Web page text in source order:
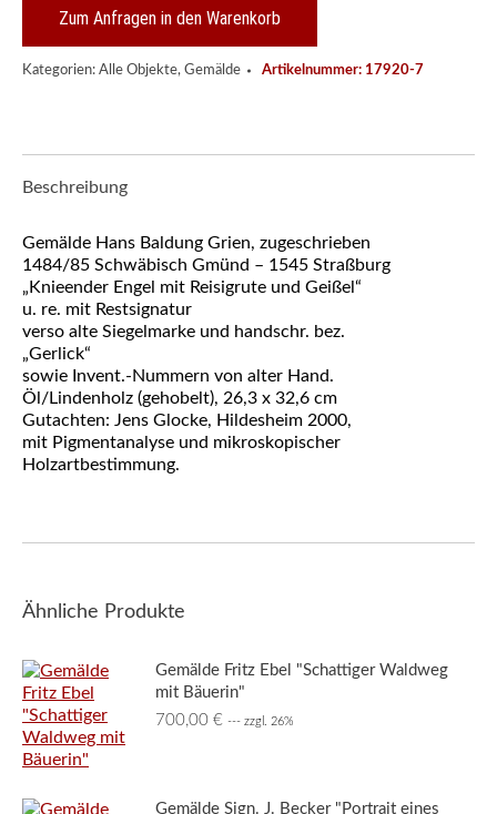
Grien
mit
Zum Anfragen in den Warenkorb
Kategorien: Alle Objekte, Gemälde Artikelnummer: 17920-7
Beschreibung
Gemälde Hans Baldung Grien, zugeschrieben
1484/85 Schwäbisch Gmünd – 1545 Straßburg
„Knieender Engel mit Reisigrute und Geißel“
u. re. mit Restsignatur
verso alte Siegelmarke und handschr. bez.
„Gerlick“
sowie Invent.-Nummern von alter Hand.
Öl/Lindenholz (gehobelt), 26,3 x 32,6 cm
Gutachten: Jens Glocke, Hildesheim 2000,
mit Pigmentanalyse und mikroskopischer
Holzartbestimmung.
Ähnliche Produkte
Gemälde Fritz Ebel "Schattiger Waldweg
mit Bäuerin"
700,00 € --- zzgl. 26%
Gemälde Sign. J. Becker "Portrait eines